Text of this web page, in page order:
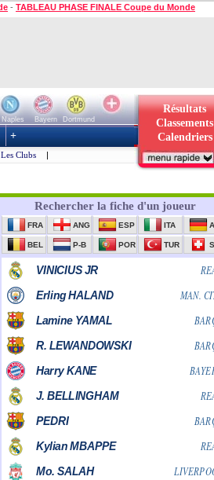
- TABLEAU PHASE FINALE Coupe du Monde
Naples Bayern
Dortmund
Résultats
Classements
Calendriers
+
Les Clubs |